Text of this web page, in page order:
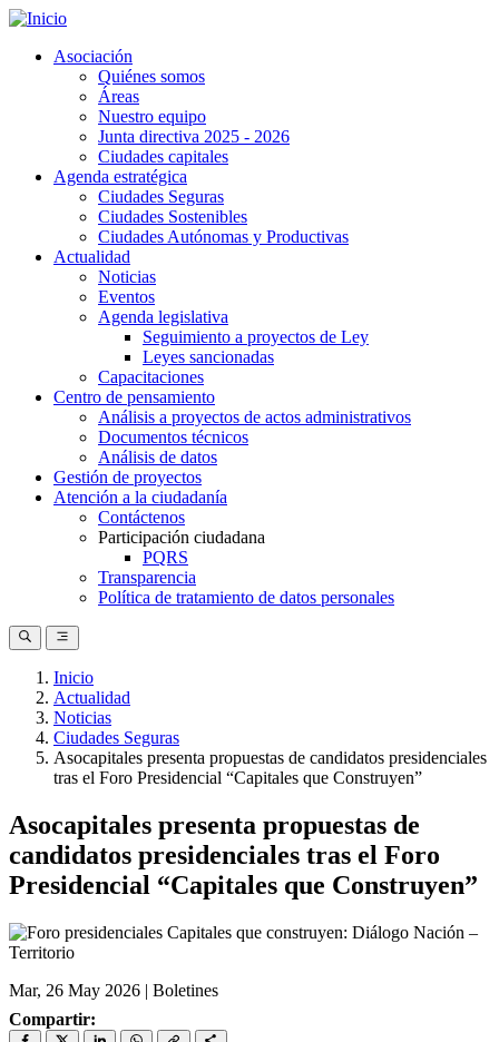
Pasar
contenidoAsociación
Quiénes somos
Áreas
Nuestro equipo
Junta directiva 2025 - 2026
Ciudades capitales
Agenda estratégica
Ciudades Seguras
Ciudades Sostenibles
Ciudades Autónomas y Productivas
Actualidad
Noticias
Eventos
Agenda legislativa
Seguimiento a proyectos de Ley
Leyes sancionadas
Capacitaciones
Centro de pensamiento
Análisis a proyectos de actos administrativos
Documentos técnicos
Análisis de datos
Gestión de proyectos
Atención a la ciudadanía
Contáctenos
Participación ciudadana
PQRS
Transparencia
Política de tratamiento de datos personales
Ruta
navegación
Inicio
Actualidad
Noticias
Ciudades Seguras
Asocapitales presenta propuestas de candidatos presidenciales
tras el Foro Presidencial “Capitales que Construyen”
Asocapitales presenta propuestas de
candidatos presidenciales tras el Foro
Presidencial “Capitales que Construyen”
Mar, 26 May 2026 | Boletines
Compartir: